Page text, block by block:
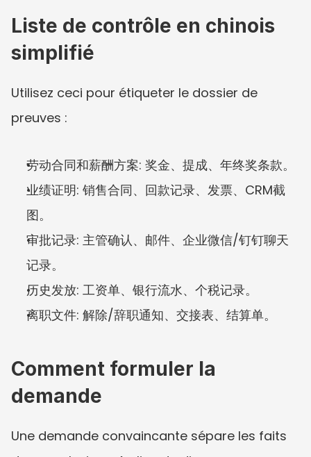
Liste de contrôle en chinois
simplifié
Utilisez ceci pour étiqueter le dossier de
preuves :
劳动合同和薪酬方案: 奖金、提成、年终奖条款。
业绩证明: 销售合同、回款记录、发票、CRM截
图。
审批记录: 主管确认、邮件、企业微信/钉钉聊天
记录。
历史发放: 工资单、银行流水、个税记录。
离职文件: 解除/辞职通知、交接表、结算单。
Comment formuler la
demande
Une demande convaincante sépare les faits